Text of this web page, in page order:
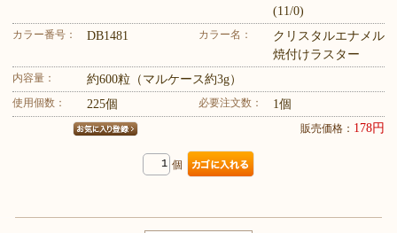
(11/0)
カラー番号： DB1481 カラー名：
クリスタルエナメル
焼付けラスター
内容量： 約600粒（マルケース約3g）
使用個数： 225個 必要注文数： 1個
販売価格： 178円
個